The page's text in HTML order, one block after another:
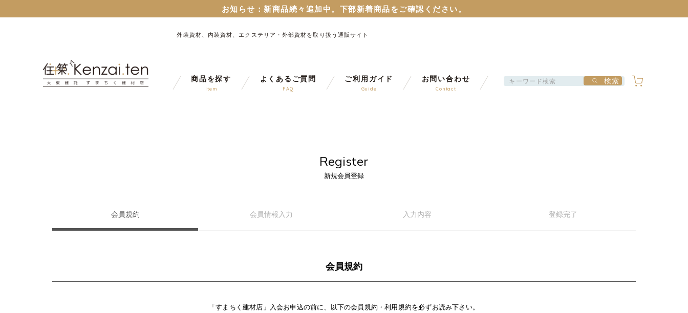
お知らせ： 新商品続々追加中。下部新着商品をご確認ください。
お知らせ：新商品続々追加中。下部新着商品をご確認ください。
外装資材、内装資材、エクステリア・外部資材を取り扱う通販サイト
商品を探す
Item
よくあるご質問
FAQ
ご利用ガイド
Guide
お問い合わせ
Contact
検索
Register
新規会員登録
会員規約 会員情報 入力 入力内容 登録完了
会員規約
「すまちく建材店」入会お申込の前に、以下の会員規約・利用規約を必ずお読み下さい。